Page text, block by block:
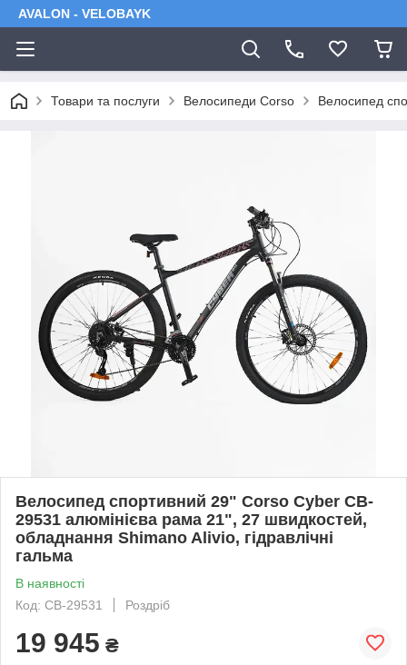
AVALON - VELOBAYK
Товари та послуги Велосипеди Corso Велосипед
Велосипед спортивний 29" Corso Cyber CB-
29531 алюмінієва рама 21", 27 швидкостей,
обладнання Shimano Alivio, гідравлічні
гальма
В наявності
Код: CB-29531
Роздріб
19 945 ₴